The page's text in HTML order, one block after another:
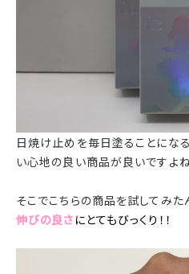
日焼け止めを毎日塗ることにな
い心地の良い商品が良いですよ
そこでこちらの商品を試してみた
伸びの良さ にとてもびっくり！！